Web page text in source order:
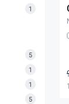
1
5
1
1
5